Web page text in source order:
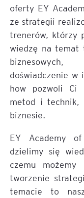
oferty EY
ze strategii
trenerów, którzy
wiedzę na temat
doświadczenie
how pozwoli Ci
metod i technik,
biznesie.
EY Academy
dzielimy się
czemu możemy
tworzenie
temacie to